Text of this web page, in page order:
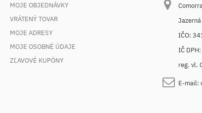
MOJE OBJEDNÁVKY
VRÁTENÝ TOVAR
MOJE ADRESY
MOJE OSOBNÉ ÚDAJE
ZĽAVOVÉ KUPÓNY
IČO:
IČ
reg. vl.
E-mail: